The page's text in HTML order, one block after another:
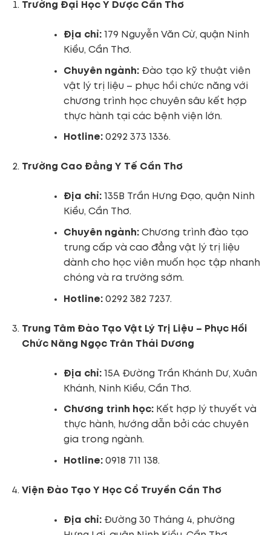
Trường Đại Học Y Dược Cần Thơ
Địa chỉ:179 Nguyễn Văn Cừ, quận Ninh
Kiều, Cần Thơ.
Chuyên ngành:Đào tạo kỹ thuật viên
vật lý trị liệu – phục hồi chức năng với
chương trình học chuyên sâu kết hợp
thực hành tại các bệnh viện lớn.
Hotline:0292 373 1336.
Trường Cao Đẳng Y Tế Cần Thơ
Địa chỉ:135B Trần Hưng Đạo, quận Ninh
Kiều, Cần Thơ.
Chuyên ngành:Chương trình đào tạo
trung cấp và cao đẳng vật lý trị liệu
dành cho học viên muốn học tập nhanh
chóng và ra trường sớm.
Hotline:0292 382 7237.
Trung Tâm Đào Tạo Vật Lý Trị Liệu – Phục Hồi
Chức Năng Ngọc Trân Thái Dương
Địa chỉ:15A Đường Trần Khánh Dư, Xuân
Khánh, Ninh Kiều, Cần Thơ.
Chương trình học:Kết hợp lý thuyết và
thực hành, hướng dẫn bởi các chuyên
gia trong ngành.
Hotline:0918 711 138.
Viện Đào Tạo Y Học Cổ Truyền Cần Thơ
Địa chỉ:Đường 30 Tháng 4, phường